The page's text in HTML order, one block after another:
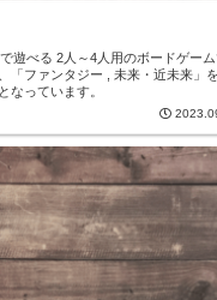
遊べる 2人～4人用のボードゲー
「ファンタジー , 未来・近未来」
なっています。